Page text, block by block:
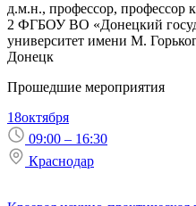
д.м.н., профессор, профессор
2 ФГБОУ ВО «Донецкий
университет имени М.
Донецк
Прошедшие мероприятия
18октября
09:00 – 16:30
Краснодар